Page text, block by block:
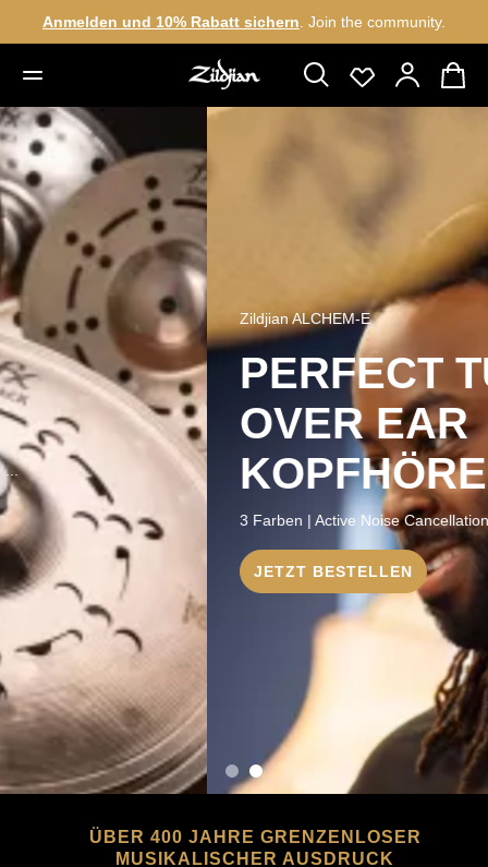
springen
Anmelden und 10% Rabatt sichern . Join the community.
Slider überspringen
Fantasie sind keine Grenzen gesetzt.
Zildjian ALCHEM-E
PERFECT TUNE
OVER EAR
KOPFHÖRER
3 Farben | Active Noise Cancellation | Smartphone App
JETZT BESTELLEN
Die ALCHEM-E Perfect Tune Over-Ear-Kopfhörer liefern
ÜBER 400 JAHRE GRENZENLOSER
MUSIKALISCHER AUSDRUCK